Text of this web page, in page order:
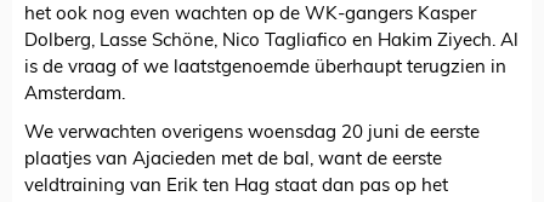
het ook nog even wachten op de WK-gangers Kasper
Dolberg, Lasse Schöne, Nico Tagliafico en Hakim Ziyech. Al
is de vraag of we laatstgenoemde überhaupt terugzien in
Amsterdam.
We verwachten overigens woensdag 20 juni de eerste
plaatjes van Ajacieden met de bal, want de eerste
veldtraining van Erik ten Hag staat dan pas op het